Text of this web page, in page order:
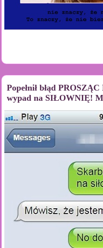
Popełnił błąd
wypad na SIŁOWNIĘ!